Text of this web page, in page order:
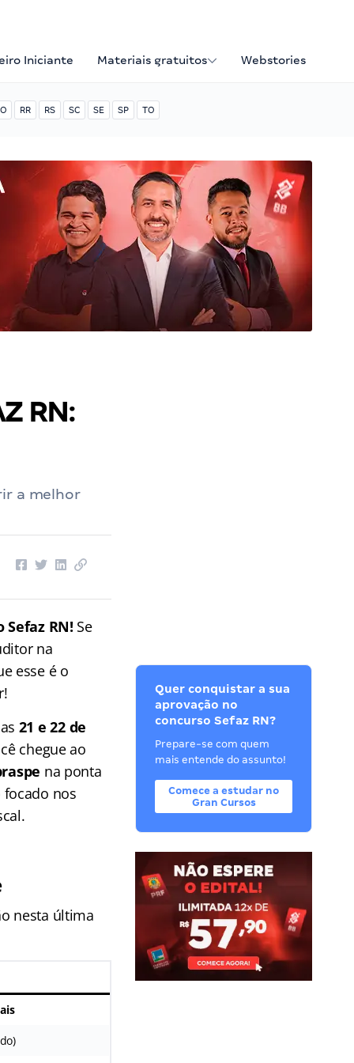
Iniciante Materiais gratuitos Webstories
RR RS SC SE SP TO
RN:
a melhor
Sefaz RN! Se
na
esse é o
21 e 22 de
chegue ao
na ponta
focado nos
nesta última
Quer conquistar a sua
aprovação no
concurso Sefaz RN?
Prepare-se com quem
mais entende do assunto!
Comece a estudar no
Gran Cursos